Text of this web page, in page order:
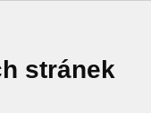
stránek